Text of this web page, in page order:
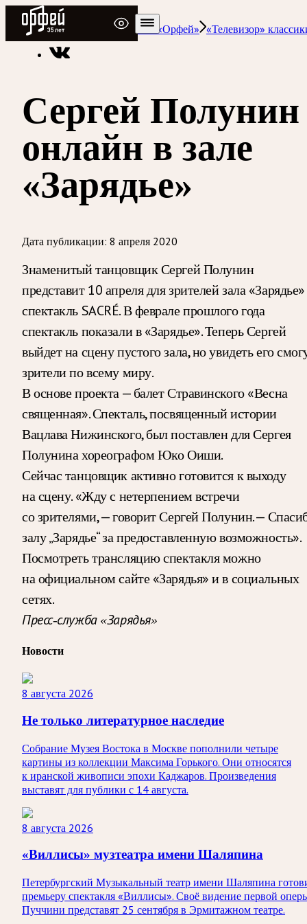
Радио Орфей
Радио классической музыки «Орфей» «Телевизор»
Сергей Полунин
онлайн в зале
«Зарядье»
Дата публикации: 8 апреля 2020
Знаменитый танцовщик Сергей Полунин
представит 10 апреля для зрителей зала «Зарядье»
спектакль SACRÉ. В феврале прошлого года
спектакль показали в «Зарядье». Теперь Сергей
выйдет на сцену пустого зала, но увидеть его
зрители по всему миру.
В основе проекта — балет Стравинского «Весна
священная». Спекталь, посвященный истории
Вацлава Нижинского, был поставлен для Сергея
Полунина хореографом Юко Оиши.
Сейчас танцовщик активно готовится к выходу
на сцену. «Жду с нетерпением встречи
со зрителями, — говорит Сергей Полунин. —
залу „Зарядье“ за предоставленную возможность».
Посмотреть трансляцию спектакля можно
на официальном сайте «Зарядья» и в социальных
сетях.
Пресс-служба «Зарядья»
Новости
8 августа 2026
Не только литературное наследие
Собрание Музея Востока в Москве пополнили четыре
картины из коллекции Максима Горького. Они относятся
к иранской живописи эпохи Каджаров. Произведения
выставят для публики с 14 августа.
8 августа 2026
«Виллисы» музтеатра имени Шаляпина
Петербургский Музыкальный театр имени Шаляпина
премьеру спектакля «Виллисы». Своё видение первой
Пуччини представят 25 сентября в Эрмитажном театре.